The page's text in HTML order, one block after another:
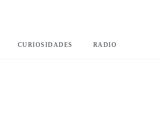
CURIOSIDADES RADIO